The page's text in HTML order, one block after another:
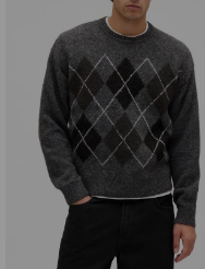
Camperas
Musculosas
Shorts
Vestidos y polleras
Pijamas
Camperas
Chalecos
Shorts
Ropa interior
Polos
Camperas
Chalecos
Ropa interior
Pijamas
Camperas
Pijamas
Sets
Sets